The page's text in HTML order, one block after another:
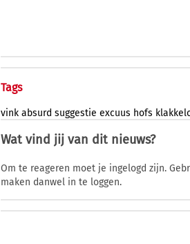
Tags
vink absurd suggestie excuus hofs
Wat vind jij van dit nieuws?
Om te reageren moet je ingelogd zijn.
maken danwel in te loggen.